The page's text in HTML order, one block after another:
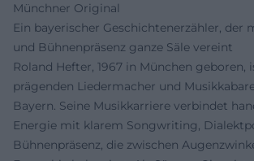
Münchner Original
Ein bayerischer Geschichtenerzähler, der
und Bühnenpräsenz ganze Säle vereint
Roland Hefter, 1967 in München geboren,
prägenden Liedermacher und
Bayern. Seine Musikkarriere verbindet
Energie mit klarem Songwriting,
Bühnenpräsenz, die zwischen